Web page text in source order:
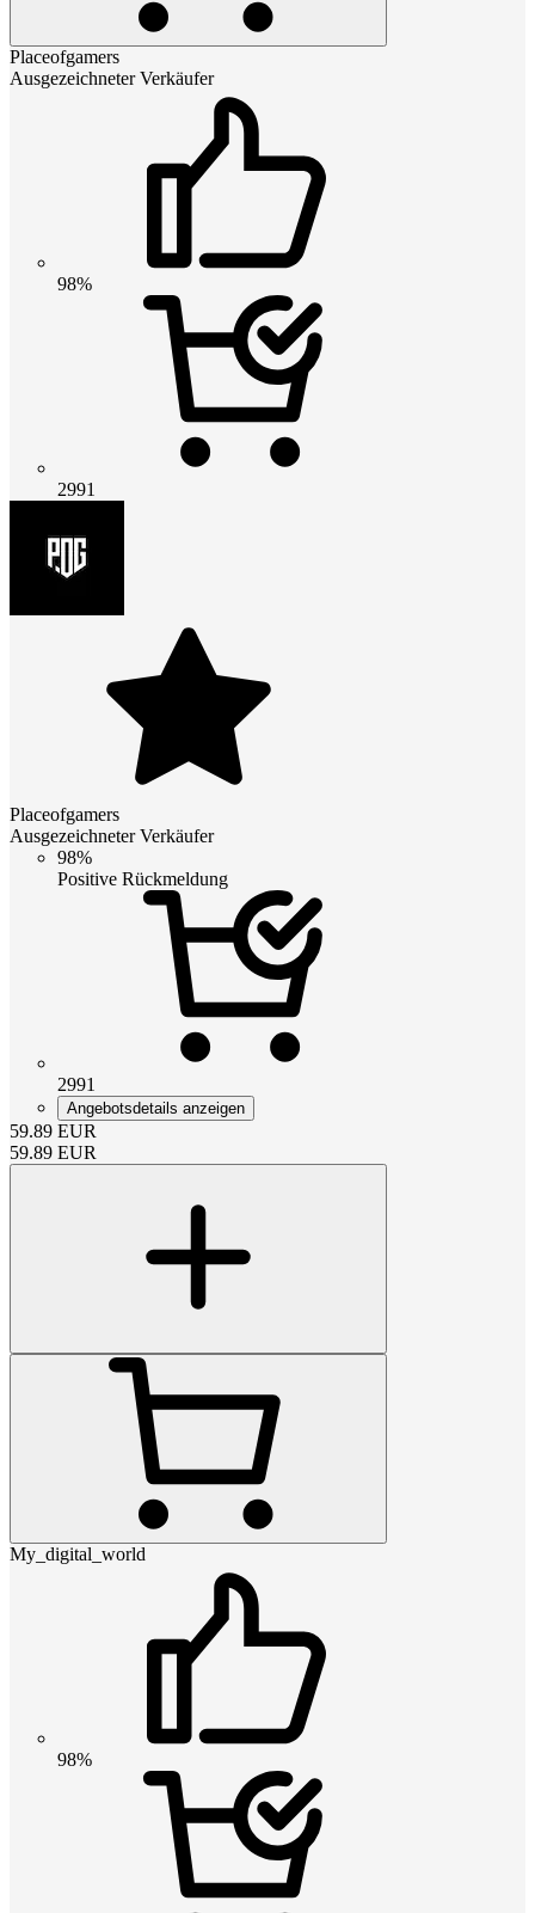
Placeofgamers
Ausgezeichneter Verkäufer
98%
2991
Placeofgamers
Ausgezeichneter Verkäufer
98%
Positive Rückmeldung
2991
Angebotsdetails anzeigen
59.89 EUR
59.89 EUR
My_digital_world
98%